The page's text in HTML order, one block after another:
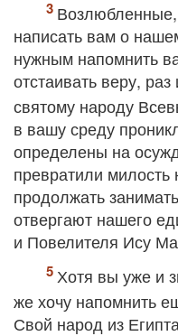
написать вам о
нужным напомнить
отстаивать веру,
святому народу
в вашу среду
определены на
превратили
продолжать
отвергают нашего
и Повелителя Ису
Хотя вы уже и
же хочу напомнить
Свой народ из